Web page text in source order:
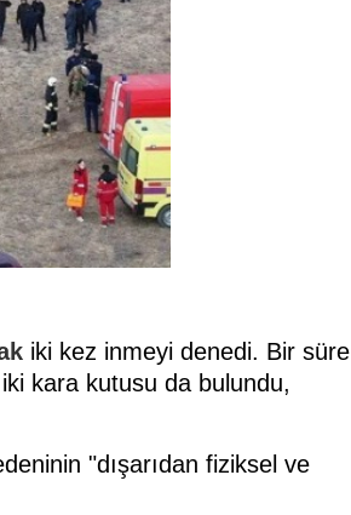
iki kez inmeyi denedi. Bir süre
kara kutusu da bulundu,
"dışarıdan fiziksel ve